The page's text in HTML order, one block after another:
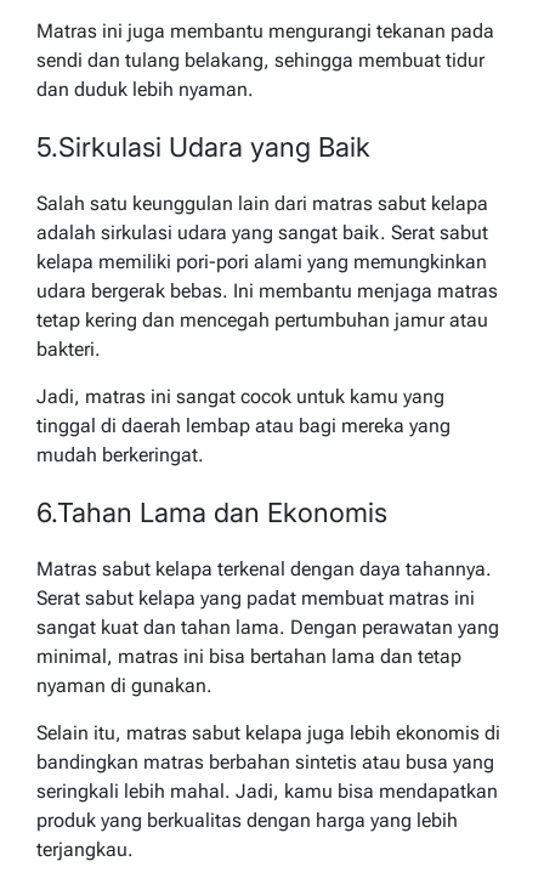
Matras ini juga membantu mengurangi tekanan pada
sendi dan tulang belakang, sehingga membuat tidur
dan duduk lebih nyaman.
5.Sirkulasi Udara yang Baik
Salah satu keunggulan lain dari matras sabut kelapa
adalah sirkulasi udara yang sangat baik. Serat sabut
kelapa memiliki pori-pori alami yang memungkinkan
udara bergerak bebas. Ini membantu menjaga matras
tetap kering dan mencegah pertumbuhan jamur atau
bakteri.
Jadi, matras ini sangat cocok untuk kamu yang
tinggal di daerah lembap atau bagi mereka yang
mudah berkeringat.
6.Tahan Lama dan Ekonomis
Matras sabut kelapa terkenal dengan daya tahannya.
Serat sabut kelapa yang padat membuat matras ini
sangat kuat dan tahan lama. Dengan perawatan yang
minimal, matras ini bisa bertahan lama dan tetap
nyaman di gunakan.
Selain itu, matras sabut kelapa juga lebih ekonomis di
bandingkan matras berbahan sintetis atau busa yang
seringkali lebih mahal. Jadi, kamu bisa mendapatkan
produk yang berkualitas dengan harga yang lebih
terjangkau.